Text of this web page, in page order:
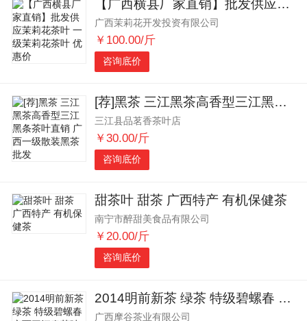
【广西横县厂家直销】批发供应茉莉花茶叶 一级茉莉花茶叶 优惠价
广西茉莉花开发投资有限公司
￥100.00/斤
咨询底价
[荐]黑茶 三江黑茶高香型三江黑条茶叶直销 广西一级散装黑茶批发
三江县品茗香茶叶店
￥30.00/斤
咨询底价
甜茶叶 甜茶 广西特产 有机保健茶
南宁市醉甜美食品有限公司
￥20.00/斤
咨询底价
2014明前新茶 绿茶 特级碧螺春 广西三江春茶叶
广西摩谷茶业有限公司